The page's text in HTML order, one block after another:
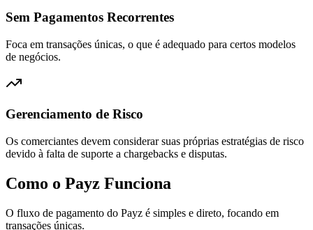
Sem Pagamentos Recorrentes
Foca em transações únicas, o que é adequado para certos modelos
de negócios.
Gerenciamento de Risco
Os comerciantes devem considerar suas próprias estratégias de risco
devido à falta de suporte a chargebacks e disputas.
Como o Payz Funciona
O fluxo de pagamento do Payz é simples e direto, focando em
transações únicas.